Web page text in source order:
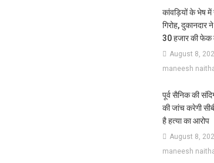
कांवड़ियों के भेष में
गिरोह,
30 हजार की फेक
August 8,
maneesh
पूर्व सैनिक की
की जांच करेगी
है हत्या का आरोप
August 8,
maneesh